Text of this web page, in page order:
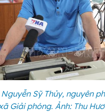
Sỹ Thủy, nguyên
Giải phóng. Ảnh: Thu